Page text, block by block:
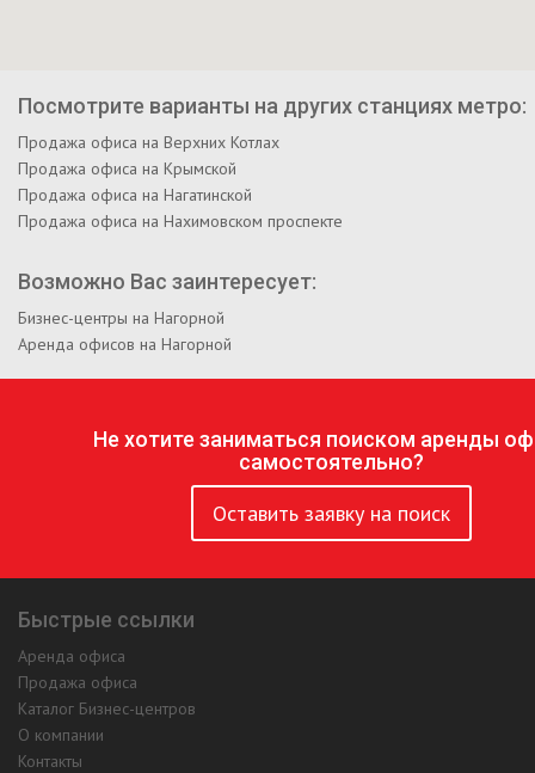
Посмотрите варианты на других станциях метро:
Продажа офиса на Верхних Котлах
Продажа офиса на Крымской
Продажа офиса на Нагатинской
Продажа офиса на Нахимовском проспекте
Возможно Вас заинтересует:
Бизнес-центры на Нагорной
Аренда офисов на Нагорной
Не хотите заниматься поиском аренды
самостоятельно?
Оставить заявку на поиск
Быстрые ссылки
Аренда офиса
Продажа офиса
Каталог Бизнес-центров
О компании
Контакты